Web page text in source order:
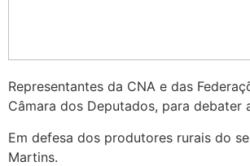
Representantes da CNA e das
Câmara dos Deputados, para
Em defesa dos produtores rurais do
Martins.